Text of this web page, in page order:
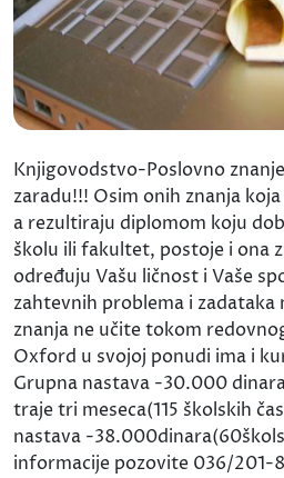
Knjigovodstvo-Poslovno
zaradu!!! Osim onih znanja
a rezultiraju diplomom koju
školu ili fakultet, postoje i ona
određuju Vašu ličnost i Vaše
zahtevnih problema i zadataka
znanja ne učite tokom
Oxford u svojoj ponudi ima i
Grupna nastava -30.000
traje tri meseca(115 školskih
nastava -
informacije pozovite 036/